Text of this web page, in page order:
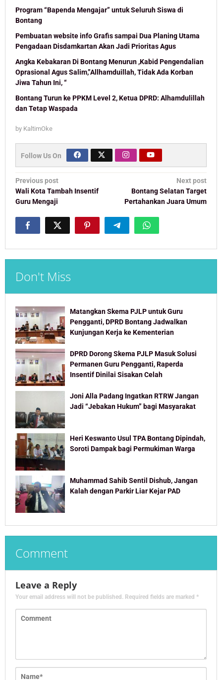
Program “Bapenda Mengajar” untuk Seluruh Siswa di
Bontang
Pembuatan website info Grafis sampai Dua Planing Utama
Pengadaan Disdamkartan Akan Jadi Prioritas Agus
Angka Kebakaran Di Bontang Menurun ,Kabid Pengendalian
Oprasional Agus Salim,”Allhamduillah, Tidak Ada Korban
Jiwa Tahun Ini, “
Bontang Turun ke PPKM Level 2, Ketua DPRD: Alhamdulillah
dan Tetap Waspada
by KaltimOke
Follow Us On
Post
navigation
Previous post
Wali Kota Tambah Insentif
Guru Mengaji
Next post
Bontang Selatan Target
Pertahankan Juara Umum
Don't Miss
Matangkan Skema PJLP untuk Guru
Pengganti, DPRD Bontang Jadwalkan
Kunjungan Kerja ke Kementerian
DPRD Dorong Skema PJLP Masuk Solusi
Permanen Guru Pengganti, Raperda
Insentif Dinilai Sisakan Celah
Joni Alla Padang Ingatkan RTRW Jangan
Jadi “Jebakan Hukum” bagi Masyarakat
Heri Keswanto Usul TPA Bontang Dipindah,
Soroti Dampak bagi Permukiman Warga
Muhammad Sahib Sentil Dishub, Jangan
Kalah dengan Parkir Liar Kejar PAD
Comment
Leave a Reply
Your email address will not be published. Required fields are marked *